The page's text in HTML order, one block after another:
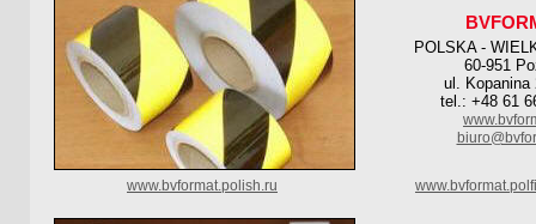
POLSKA -
60-951
ul. Kopanina
tel.: +48 61
www.bvformat.polish.ru